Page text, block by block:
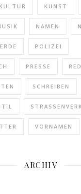
KULTUR KUNST
NAMEN
POLIZEI
PRESSE
SCHREIBEN
VORNAMEN
ARCHIV